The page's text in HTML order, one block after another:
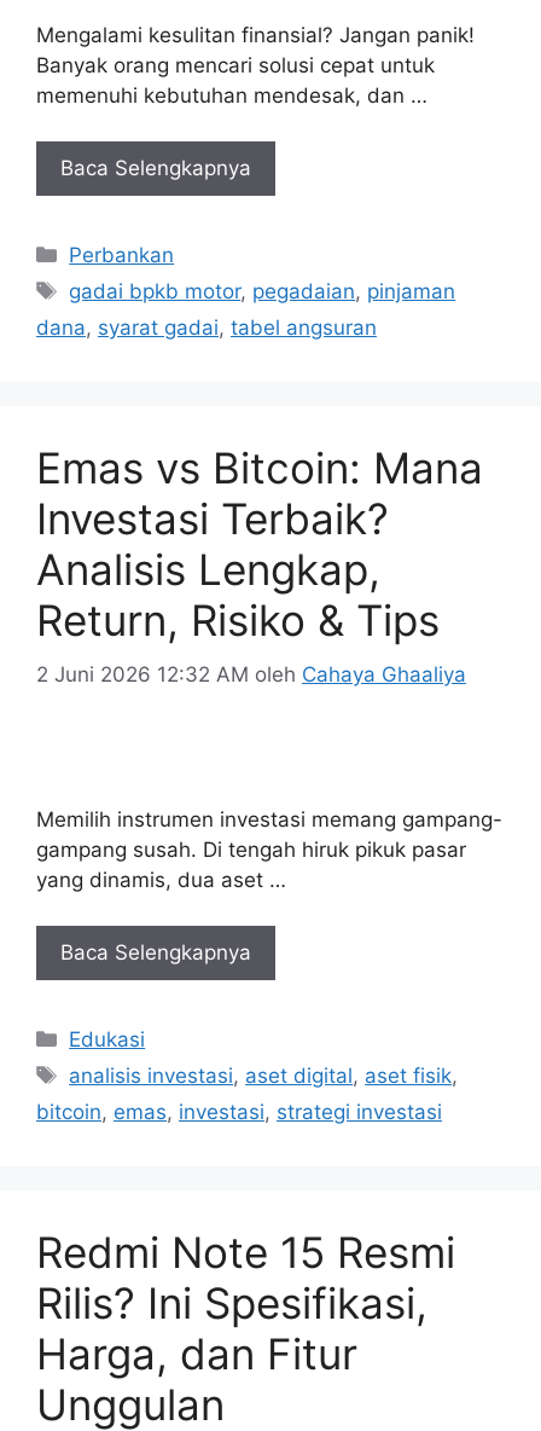
Mengalami kesulitan finansial? Jangan panik!
Banyak orang mencari solusi cepat untuk
memenuhi kebutuhan mendesak, dan …
Baca Selengkapnya
Kategori
Perbankan
Tag
gadai bpkb motor, pegadaian, pinjaman
dana, syarat gadai, tabel angsuran
Emas vs Bitcoin: Mana
Investasi Terbaik?
Analisis Lengkap,
Return, Risiko & Tips
2 Juni 2026 12:32 AM oleh Cahaya Ghaaliya
Memilih instrumen investasi memang gampang-
gampang susah. Di tengah hiruk pikuk pasar
yang dinamis, dua aset …
Baca Selengkapnya
Kategori
Edukasi
Tag
analisis investasi, aset digital, aset fisik,
bitcoin, emas, investasi, strategi investasi
Redmi Note 15 Resmi
Rilis? Ini Spesifikasi,
Harga, dan Fitur
Unggulan